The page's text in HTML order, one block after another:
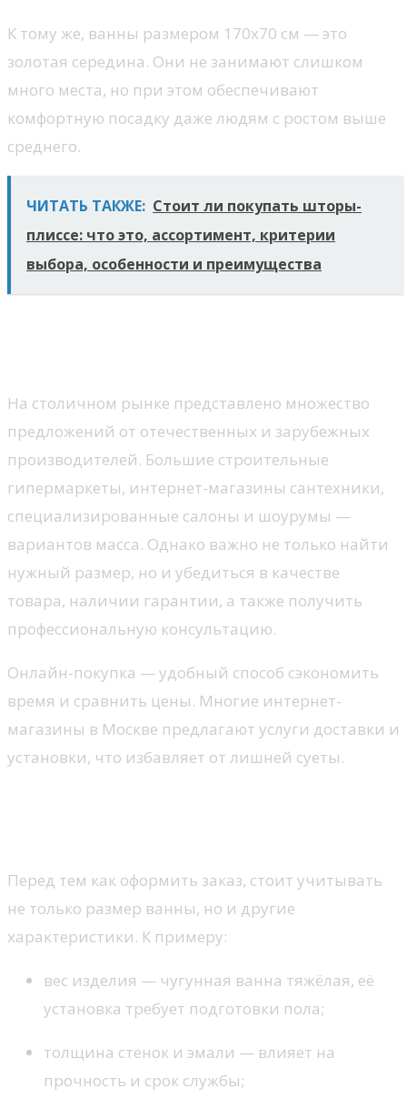
К тому же, ванны размером 170х70 см — это
золотая середина. Они не занимают слишком
много места, но при этом обеспечивают
комфортную посадку даже людям с ростом выше
среднего.
ЧИТАТЬ ТАКЖЕ: Стоит ли покупать шторы-
плиссе: что это, ассортимент, критерии
выбора, особенности и преимущества
На столичном рынке представлено множество
предложений от отечественных и зарубежных
производителей. Большие строительные
гипермаркеты, интернет-магазины сантехники,
специализированные салоны и шоурумы —
вариантов масса. Однако важно не только найти
нужный размер, но и убедиться в качестве
товара, наличии гарантии, а также получить
профессиональную консультацию.
Онлайн-покупка — удобный способ сэкономить
время и сравнить цены. Многие интернет-
магазины в Москве предлагают услуги доставки и
установки, что избавляет от лишней суеты.
Перед тем как оформить заказ, стоит учитывать
не только размер ванны, но и другие
характеристики. К примеру:
вес изделия — чугунная ванна тяжёлая, её
установка требует подготовки пола;
толщина стенок и эмали — влияет на
прочность и срок службы;